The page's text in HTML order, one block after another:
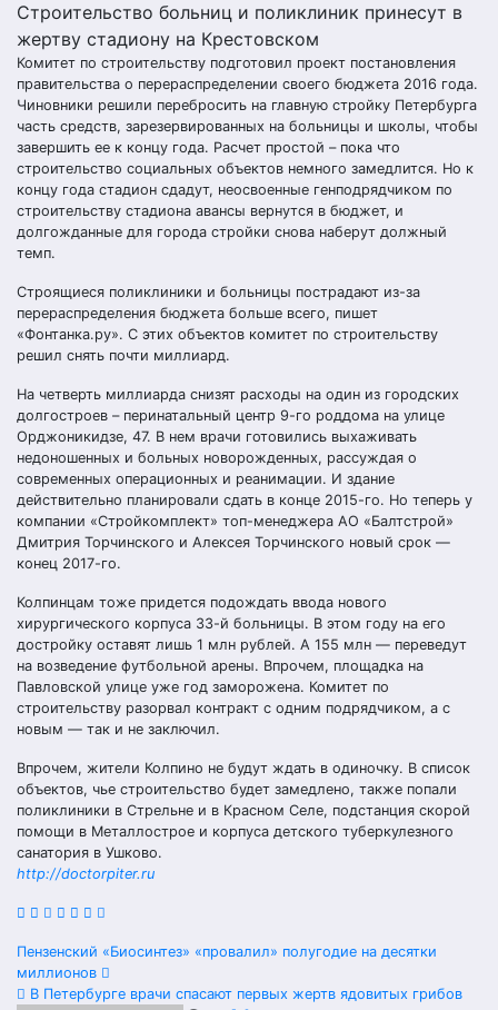
Строительство больниц и поликлиник принесут в
жертву стадиону на Крестовском
Комитет по строительству подготовил проект постановления
правительства о перераспределении своего бюджета 2016 года.
Чиновники решили перебросить на главную стройку Петербурга
часть средств, зарезервированных на больницы и школы, чтобы
завершить ее к концу года. Расчет простой – пока что
строительство социальных объектов немного замедлится. Но к
концу года стадион сдадут, неосвоенные генподрядчиком по
строительству стадиона авансы вернутся в бюджет, и
долгожданные для города стройки снова наберут должный
темп.
Строящиеся поликлиники и больницы пострадают из-за
перераспределения бюджета больше всего, пишет
«Фонтанка.ру». С этих объектов комитет по строительству
решил снять почти миллиард.
На четверть миллиарда снизят расходы на один из городских
долгостроев – перинатальный центр 9-го роддома на улице
Орджоникидзе, 47. В нем врачи готовились выхаживать
недоношенных и больных новорожденных, рассуждая о
современных операционных и реанимации. И здание
действительно планировали сдать в конце 2015-го. Но теперь у
компании «Стройкомплект» топ-менеджера АО «Балтстрой»
Дмитрия Торчинского и Алексея Торчинского новый срок —
конец 2017-го.
Колпинцам тоже придется подождать ввода нового
хирургического корпуса 33-й больницы. В этом году на его
достройку оставят лишь 1 млн рублей. А 155 млн — переведут
на возведение футбольной арены. Впрочем, площадка на
Павловской улице уже год заморожена. Комитет по
строительству разорвал контракт с одним подрядчиком, а с
новым — так и не заключил.
Впрочем, жители Колпино не будут ждать в одиночку. В список
объектов, чье строительство будет замедлено, также попали
поликлиники в Стрельне и в Красном Селе, подстанция скорой
помощи в Металлострое и корпуса детского туберкулезного
санатория в Ушково.
http://doctorpiter.ru
Навигация
Пензенский «Биосинтез» «провалил» полугодие на десятки
миллионов
В Петербурге врачи спасают первых жертв ядовитых грибов